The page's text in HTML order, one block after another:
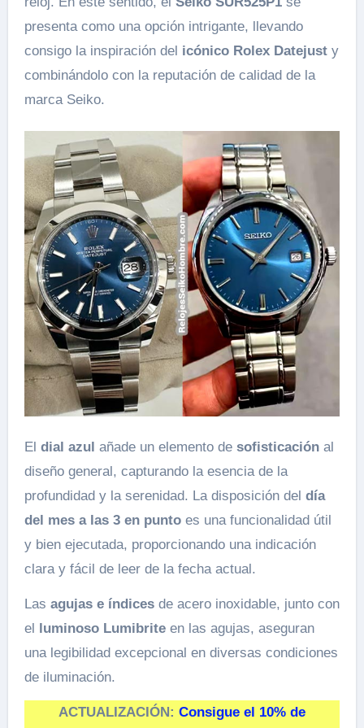
presenta como una opción intrigante, llevando
consigo la inspiración del icónico Rolex Datejusty
combinándolo con la reputación de calidad de la
marca Seiko.
El dial azul añade un elemento de sofisticaciónal
diseño general, capturando la esencia de la
profundidad y la serenidad. La disposición del día
del mes a las 3 en puntoes una funcionalidad útil
y bien ejecutada, proporcionando una indicación
clara y fácil de leer de la fecha actual.
Las agujas e índicesde acero inoxidable, junto con
el
luminoso Lumibriteen las agujas, aseguran
una legibilidad excepcional en diversas condiciones
de iluminación.
ACTUALIZACIÓN: Consigue el 10% de